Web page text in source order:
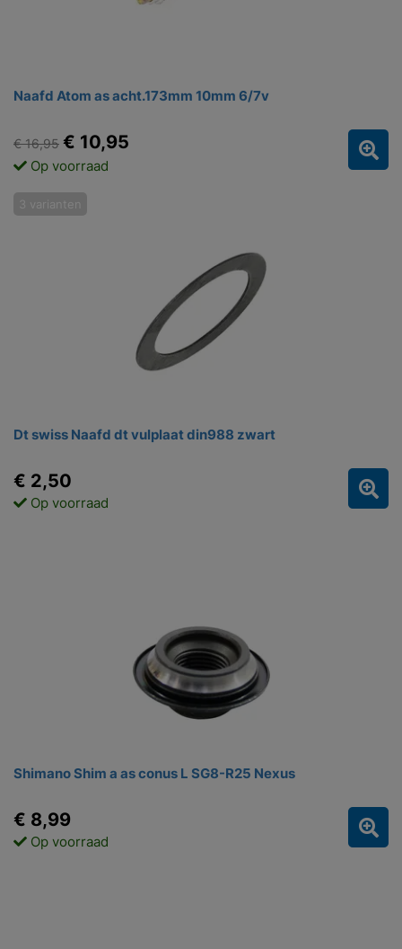
Naafd Atom as acht.173mm 10mm 6/7v
€ 16,95 € 10,95
Op voorraad
Dt swiss Naafd dt vulplaat din988 zwart
3 varianten
€ 2,50
Op voorraad
Shimano Shim a as conus L SG8-R25 Nexus
€ 8,99
Op voorraad